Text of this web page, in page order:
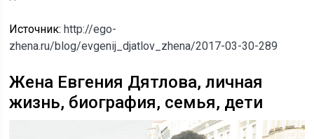
Источник: http://ego-
zhena.ru/blog/evgenij_djatlov_zhena/2017-03-30-289
Жена Евгения Дятлова, личная
жизнь, биография, семья, дети